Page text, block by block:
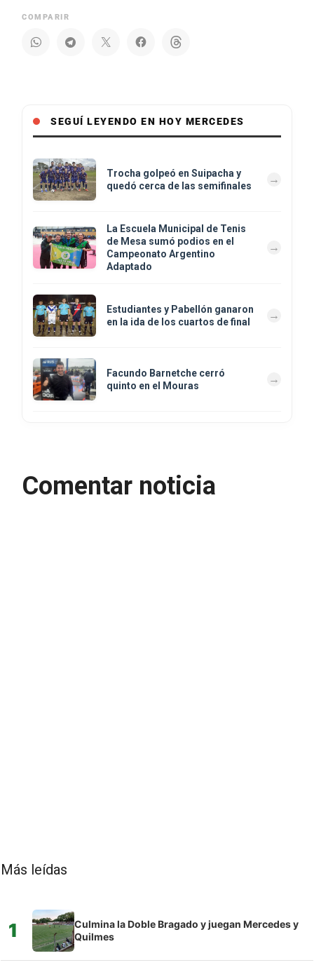
COMPARIR
SEGUÍ LEYENDO EN HOY MERCEDES
Trocha golpeó en Suipacha y
quedó cerca de las semifinales
La Escuela Municipal de Tenis
de Mesa sumó podios en el
Campeonato Argentino
Adaptado
Estudiantes y Pabellón ganaron
en la ida de los cuartos de final
Facundo Barnetche cerró
quinto en el Mouras
Comentar noticia
Más leídas
1
Culmina la Doble Bragado y juegan Mercedes y
Quilmes